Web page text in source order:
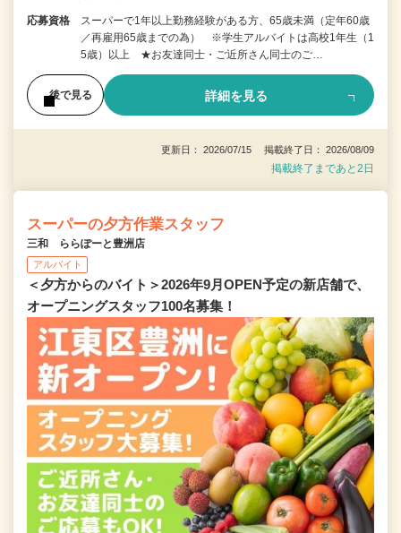
応募資格
スーパーで1年以上勤務経験がある方、65歳未満（定年60歳
／再雇用65歳までの為） ※学生アルバイトは高校1年生（1
5歳）以上 ★お友達同士・ご近所さん同士のご…
後で見る 詳細を見る
更新日： 2026/07/15 掲載終了日： 2026/08/09
掲載終了まであと2日
スーパーの夕方作業スタッフ
三和 ららぽーと豊洲店
アルバイト
＜夕方からのバイト＞2026年9月OPEN予定の新店舗で、
オープニングスタッフ100名募集！